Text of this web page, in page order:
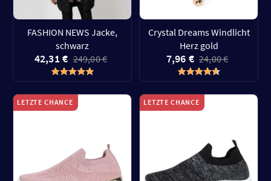
FASHION NEWS Jacke,
schwarz
42,31 € 249,00 €
Crystal Dreams Windlicht
Herz gold
7,96 € 24,00 €
LETZTE CHANCE LETZTE CHANCE